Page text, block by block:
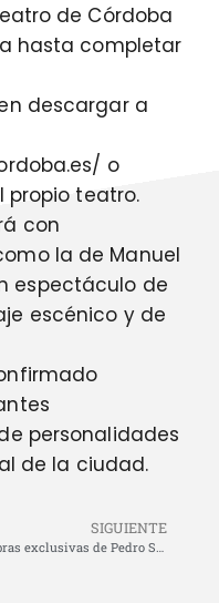
de Córdoba
hasta completar
descargar a
o
propio teatro.
con
la de Manuel
espectáculo de
escénico y de
personalidades
de la ciudad.
SIGUIENTE
65 obras exclusivas de Pedro Sandoval decorarán La Malagueta en la Corrida Picassiana